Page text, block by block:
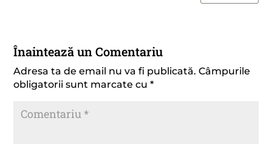
Înaintează un Comentariu
Adresa ta de email nu va fi publicată. Câmpurile
obligatorii sunt marcate cu*